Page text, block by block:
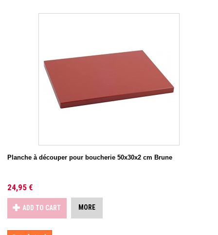
Planche à découper pour boucherie 50x30x2 cm Brune
24,95 €
ADD TO CART MORE